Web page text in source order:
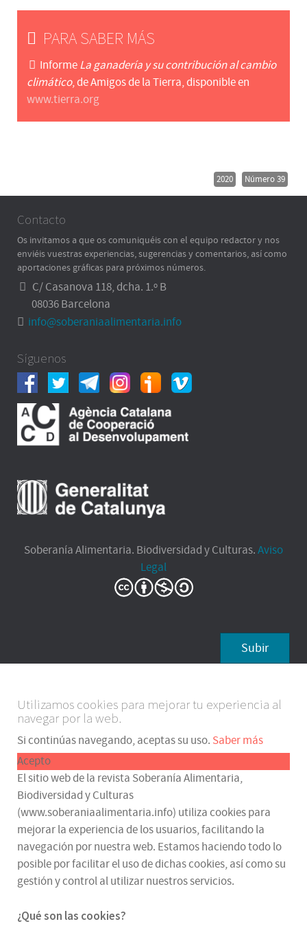
PARA SABER MÁS
InformeLaganadería y su contribución al cambio
climático, de Amigos de la Tierra, disponible en
www.tierra.org
2020 Número 39
Contacto
Os invitamos a que os comuniquéis con el equipo redactor y nos
enviéis vuestras experiencias, sugerencias y comentarios, así como
aportaciones gráficas para próximos números.
C/ Casanova 118, dcha. 1.º B
08036 Barcelona
info@soberaniaalimentaria.info
Síguenos
Soberanía Alimentaria. Biodiversidad y Culturas.Aviso
Legal
Subir
Utilizamos cookies para mejorar tu experiencia al
navegar por la web.
Si continúas navegando, aceptas su uso. Saber más
Acepto
El sitio web de la revista Soberanía Alimentaria,
Biodiversidad y Culturas
(www.soberaniaalimentaria.info) utiliza cookies para
mejorar la experiencia de los usuarios, facilitando la
navegación por nuestra web. Estamos haciendo todo lo
posible por facilitar el uso de dichas cookies, así como su
gestión y control al utilizar nuestros servicios.
¿Qué son las cookies?